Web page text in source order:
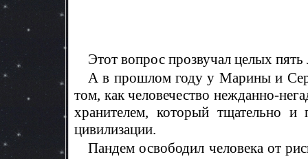
Этот вопрос прозвучал целых пять
А в прошлом году у Марины и
том, как человечество нежданно-
хранителем, который тщательно и
цивилизации.
Пандем освободил человека от